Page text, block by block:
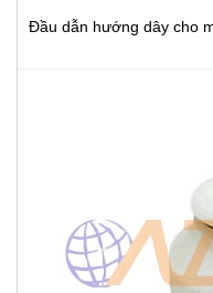
Đầu dẫn hướng dây cho